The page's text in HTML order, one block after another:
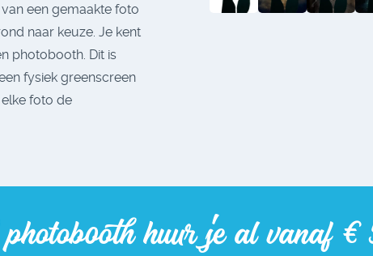
een gemaakte foto
naar keuze. Je kent
photobooth. Dit is
fysiek greenscreen
foto de
huur je al vanaf